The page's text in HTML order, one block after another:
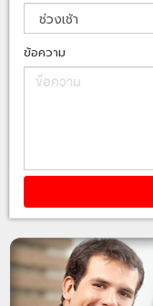
ข้อความ